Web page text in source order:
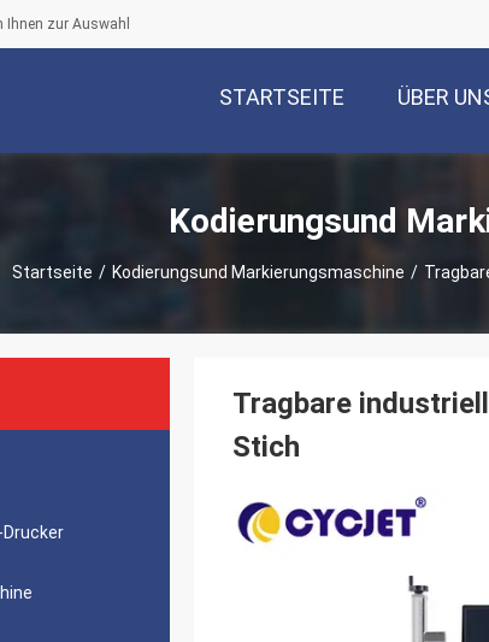
Ihnen zur Auswahl
STARTSEITE ÜBER
Kodierungsund
Startseite / Kodierungsund Markierungsmaschine /
Tragbare
Stich